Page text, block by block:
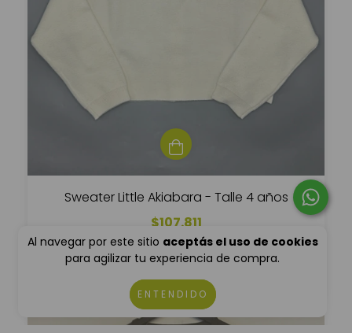
Al navegar por este sitio aceptás el uso de cookies
para agilizar tu experiencia de compra.
ENTENDIDO
Sweater Little Akiabara - Talle 4 años
$107.811
$86.248,80
cuotas sin interés de